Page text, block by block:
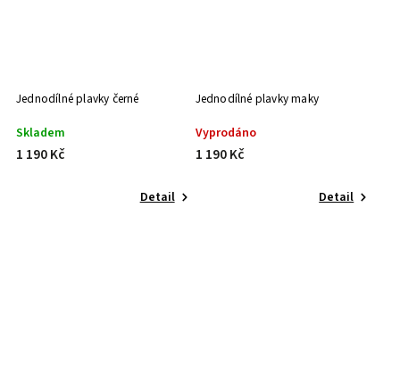
Jednodílné plavky černé
Skladem
1 190 Kč
Detail
Jednodílné plavky maky
Vyprodáno
1 190 Kč
Detail